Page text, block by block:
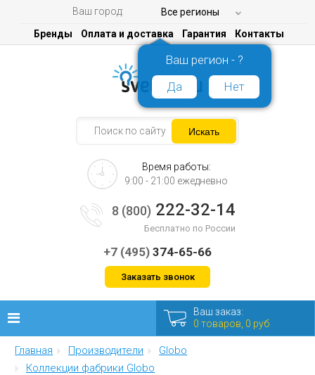
Ваш город: Все регионы
Ваш регион - ?
Да
Нет
Бренды Оплата и доставка Гарантия Контакты
Время работы:
9:00 - 21:00 ежедневно
8 (800) 222-32-14
Бесплатно по России
+7 (495) 374-65-66
Заказать звонок
Люстры
Ваш заказ:
0 товаров, 0 руб
Главная Производители
Globo
Коллекции фабрики Globo